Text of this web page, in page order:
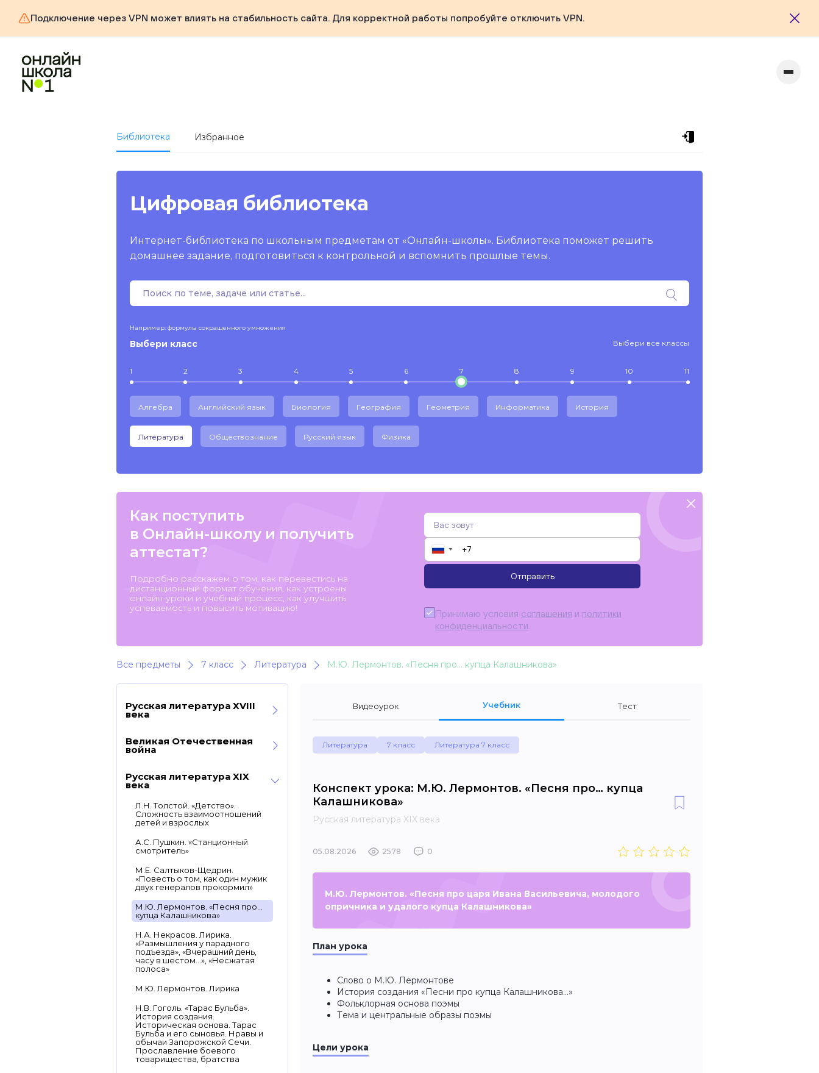
Подключение через VPN может влиять на стабильность сайта. Для корректной работы попробуйте отключить VPN.
Библиотека Избранное
Цифровая библиотека
Интернет-библиотека по школьным предметам от «Онлайн-школы». Библиотека поможет решить
домашнее задание, подготовиться к контрольной и вспомнить прошлые темы.
Например: формулы сокращенного умножения
Выбери класс Выбери все классы
1 2 3 4 5 6 7 8 9 10 11
Алгебра Английский язык Биология География Геометрия Информатика История
Литература Обществознание Русский язык Физика
Как поступить
в Онлайн-школу и получить
аттестат?
Подробно расскажем о том, как перевестись на
дистанционный формат обучения, как устроены
онлайн-уроки и учебный процесс, как улучшить
успеваемость и повысить мотивацию!
▼
Отправить
Принимаю условия соглашения и политики
конфиденциальности
Все предметы 7 класс Литература М.Ю. Лермонтов. «Песня про… купца Калашникова»
Русская литература XVIII
века
Великая Отечественная
война
Русская литература XIX
века
Л.Н. Толстой. «Детство».
Сложность взаимоотношений
детей и взрослых
А.С. Пушкин. «Станционный
смотритель»
М.Е. Салтыков-Щедрин.
«Повесть о том, как один мужик
двух генералов прокормил»
М.Ю. Лермонтов. «Песня про…
купца Калашникова»
Н.А. Некрасов. Лирика.
«Размышления у парадного
подъезда», «Вчерашний день,
часу в шестом…», «Несжатая
полоса»
М.Ю. Лермонтов. Лирика
Н.В. Гоголь. «Тарас Бульба».
История создания.
Историческая основа. Тарас
Бульба и его сыновья. Нравы и
обычаи Запорожской Сечи.
Прославление боевого
товарищества, братства
Видеоурок Учебник Тест
Литература 7 класс Литература 7 класс
Конспект урока: М.Ю. Лермонтов. «Песня про… купца
Калашникова»
Русская литература XIX века
05.08.2026 2578 0
М.Ю. Лермонтов. «Песня про царя Ивана Васильевича, молодого
опричника и удалого купца Калашникова»
План урока
Слово о М.Ю. Лермонтове
История создания «Песни про купца Калашникова…»
Фольклорная основа поэмы
Тема и центральные образы поэмы
Цели урока